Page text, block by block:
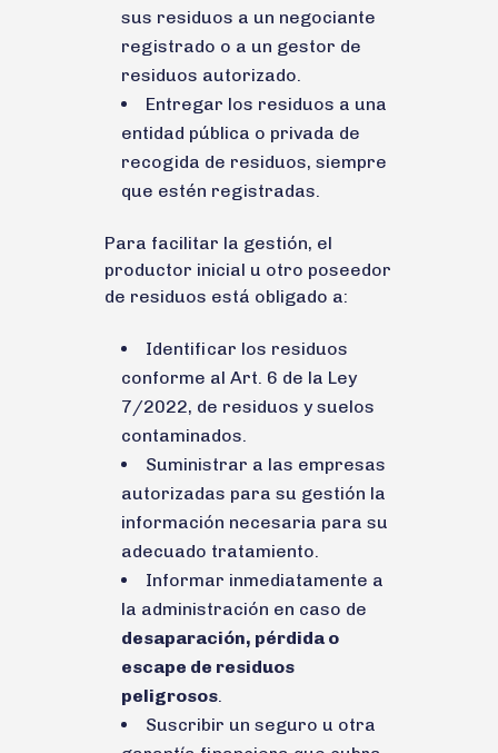
sus residuos a un negociante
registrado o a un gestor de
residuos autorizado.
Entregar los residuos a una
entidad pública o privada de
recogida de residuos, siempre
que estén registradas.
Para facilitar la gestión, el
productor inicial u otro poseedor
de residuos está obligado a:
Identificar los residuos
conforme al Art. 6 de la Ley
7/2022, de residuos y suelos
contaminados.
Suministrar a las empresas
autorizadas para su gestión la
información necesaria para su
adecuado tratamiento.
Informar inmediatamente a
la administración en caso de
desaparación, pérdida o
escape de residuos
peligrosos.
Suscribir un seguro u otra